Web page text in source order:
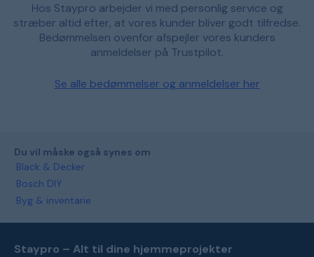
Hos Staypro arbejder vi med personlig service og
stræber altid efter, at vores kunder bliver godt tilfredse.
Bedømmelsen ovenfor afspejler vores kunders
anmeldelser på Trustpilot.
Se alle bedømmelser og anmeldelser her
Du vil måske også synes om
Black & Decker
Bosch DIY
Byg & inventarie
Staypro – Alt til dine hjemmeprojekter